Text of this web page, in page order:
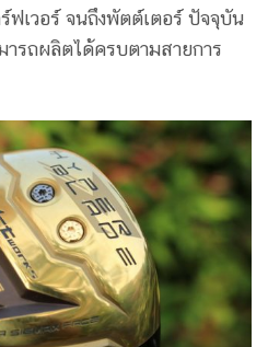
เวอร์ จนถึงพัตต์เตอร์ ปัจจุบัน
รถผลิตได้ครบตามสายการ